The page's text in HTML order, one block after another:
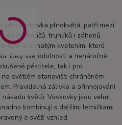
jako voskovka plnokvětá, patří mezi
do květináčů, truhlíků i záhonů.
listy a bohatým kvetením, které
Díky své odolnosti a nenáročné
pěstitele, tak i pro
světlém stanovišti chráněném
Pravidelná zálivka a přihnojování
květů. Voskovky jsou velmi
kombinují s dalšími letničkami
a svěží vzhled.